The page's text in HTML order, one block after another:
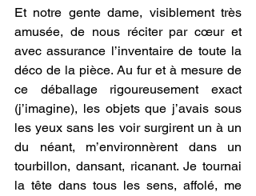
Et notre gente dame, visiblement très
amusée, de nous réciter par cœur et
avec assurance l’inventaire de toute la
déco de la pièce. Au fur et à mesure de
ce déballage rigoureusement exact
(j’imagine), les objets que j’avais sous
les yeux sans les voir surgirent un à un
du néant, m’environnèrent dans un
tourbillon, dansant, ricanant. Je tournai
la tête dans tous les sens, affolé, me